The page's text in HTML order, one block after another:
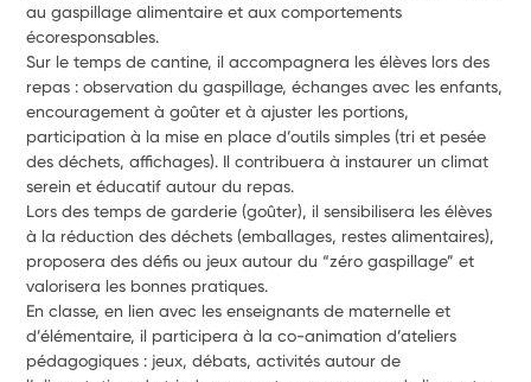
au gaspillage alimentaire et aux comportements
écoresponsables.
Sur le temps de cantine, il accompagnera les élèves lors des
repas : observation du gaspillage, échanges avec les enfants,
encouragement à goûter et à ajuster les portions,
participation à la mise en place d’outils simples (tri et pesée
des déchets, affichages). Il contribuera à instaurer un climat
serein et éducatif autour du repas.
Lors des temps de garderie (goûter), il sensibilisera les élèves
à la réduction des déchets (emballages, restes alimentaires),
proposera des défis ou jeux autour du “zéro gaspillage” et
valorisera les bonnes pratiques.
En classe, en lien avec les enseignants de maternelle et
d’élémentaire, il participera à la co-animation d’ateliers
pédagogiques : jeux, débats, activités autour de